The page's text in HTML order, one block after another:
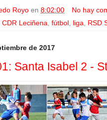
Royo en 8:02:00
No hay
CDR Leciñena, fútbol , liga, RSD
de 2017
Santa Isabel 2 -